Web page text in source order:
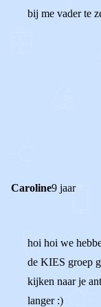
bij me vader te
Caroline9 jaar
hoi hoi we
de KIES groep
kijken naar je
langer :)